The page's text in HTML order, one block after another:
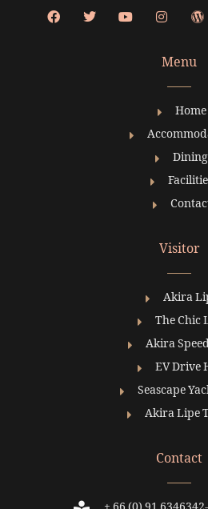
Menu
Home
Dining
Visitor
Akira
The Chic
Akira
EV Drive
Seascape
Akira Lipe
Contact